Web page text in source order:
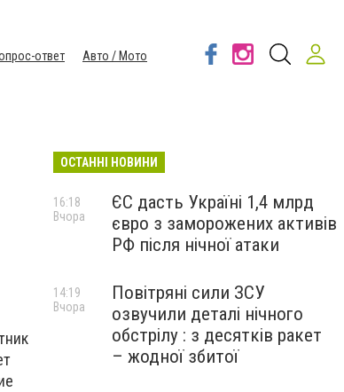
ответ
Авто / Мото
ОСТАННІ НОВИНИ
ЄС дасть Україні 1,4 млрд
євро з заморожених активів
РФ після нічної атаки
16:18
Вчора
Повітряні сили ЗСУ
озвучили деталі нічного
обстрілу : з десятків ракет
– жодної збитої
14:19
Вчора